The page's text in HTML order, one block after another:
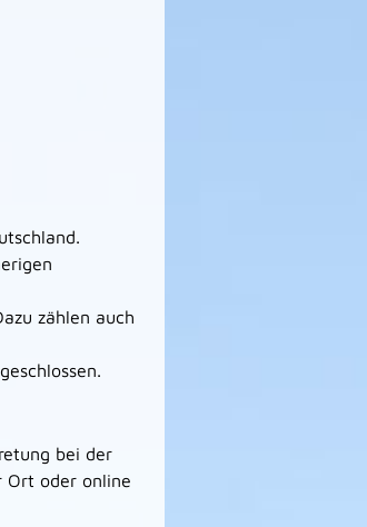
zählen auch
bei der
Ort oder online